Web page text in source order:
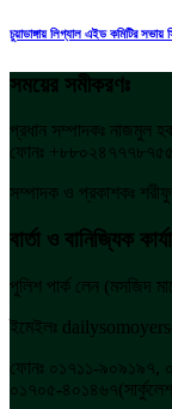
চুয়াডাঙ্গায় লিগ্যাল এইড কমিটির
সময়ের সমীকরণঃ
প্রধান সম্পাদকঃ নাজমুল
ফোনঃ
সম্পাদক ও প্রকাশকঃ
বার্তা ও বানিজ্যিক
পুলিশ পার্ক লেন (মসজিদ
ইমেইলঃ
ফোনঃ ০১৭১১-৯০৯১৯৭,
০১৭০৫-